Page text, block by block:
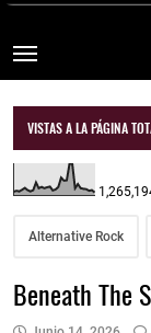
VISTAS A LA PÁGINA
Alternative Rock
Beneath The